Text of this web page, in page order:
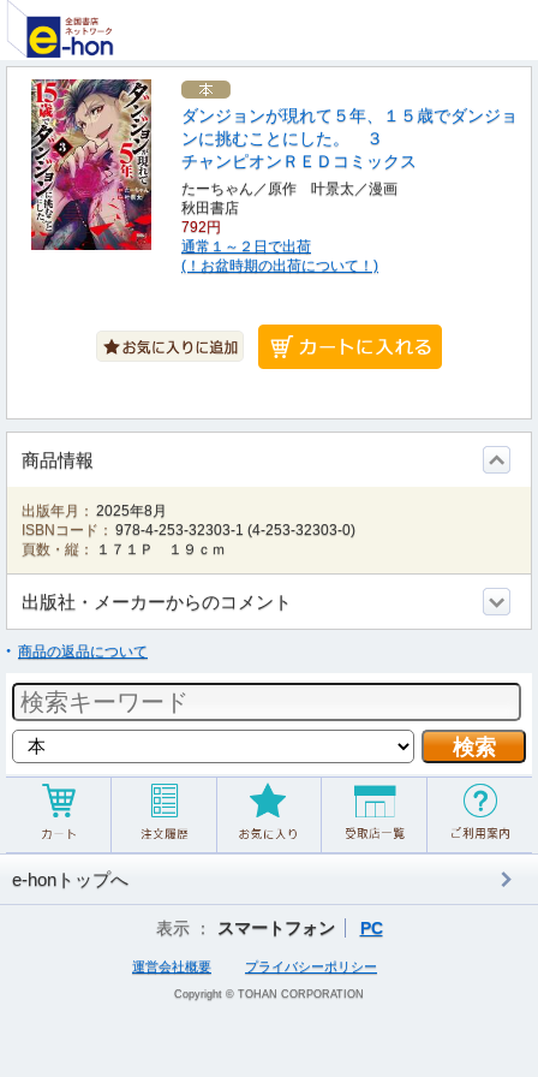
ダンジョンが現れて５年、１５歳でダンジョ
ンに挑むことにした。 ３
チャンピオンＲＥＤコミックス
たーちゃん／原作 叶景太／漫画
秋田書店
792円
通常１～２日で出荷
(！お盆時期の出荷について！)
商品情報
出版年月： 2025年8月
ISBNコード： 978-4-253-32303-1 (4-253-32303-0)
頁数・縦：
１７１Ｐ １９ｃｍ
出版社・メーカーからのコメント
商品の返品について
e-honトップへ
表示 ： スマートフォン PC
運営会社概要 プライバシーポリシー
Copyright © TOHAN CORPORATION